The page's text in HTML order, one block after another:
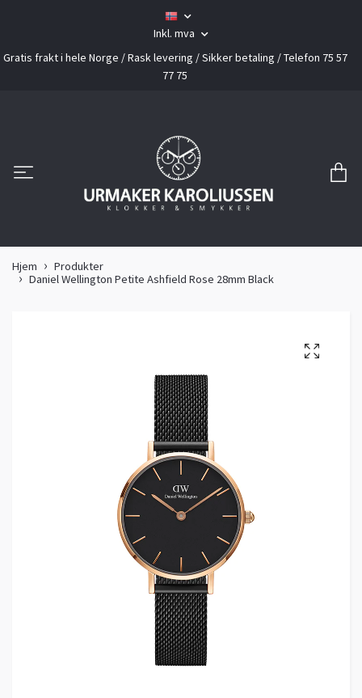
Inkl. mva
Gratis frakt i hele Norge / Rask levering / Sikker betaling / Telefon 75 57
77 75
Hjem
Produkter
Daniel Wellington Petite Ashfield Rose 28mm Black